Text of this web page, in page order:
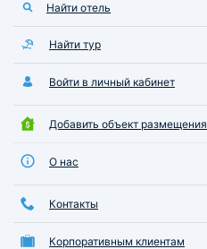
Найти отель
Найти тур
Войти в личный кабинет
Добавить объект размещения
О нас
Контакты
Корпоративным клиентам